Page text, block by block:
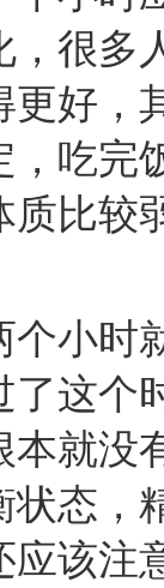
很多
好，
吃完
比较
小时
这个
就没
态，
该注